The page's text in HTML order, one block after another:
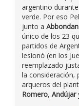
argentino
verde. Por eso
junto a
único de los 23
partidos de
lesionó (en los
reemplazado
la consideración,
arqueros del
Romero, Andújar